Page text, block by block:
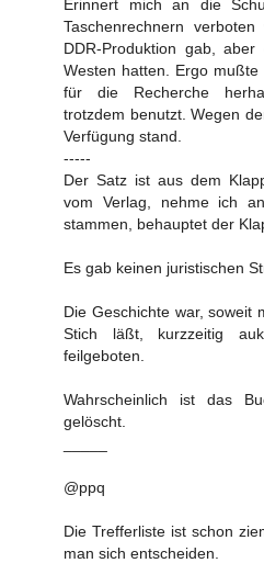
Erinnert mich an die
Taschenrechnern
DDR-Produktion gab,
Westen hatten. Ergo mußte
für die Recherche
trotzdem benutzt. Wegen
Verfügung stand.
-----
Der Satz ist aus dem
vom Verlag, nehme ich
stammen, behauptet der
Es gab keinen juristischen
Die Geschichte war, soweit
Stich läßt, kurzzeitig
feilgeboten.
Wahrscheinlich ist das
gelöscht.
@ppq
Die Trefferliste ist schon
man sich entscheiden.